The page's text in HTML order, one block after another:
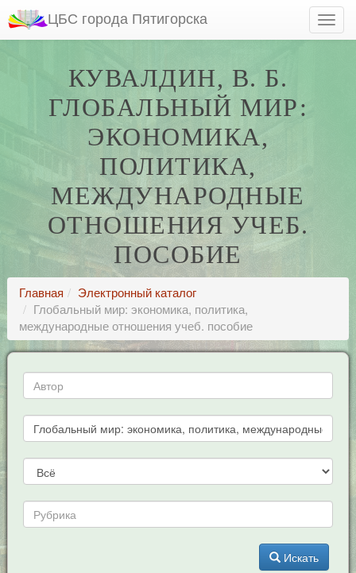
ЦБС города Пятигорска
КУВАЛДИН, В. Б.
ГЛОБАЛЬНЫЙ МИР:
ЭКОНОМИКА,
ПОЛИТИКА,
МЕЖДУНАРОДНЫЕ
ОТНОШЕНИЯ УЧЕБ.
ПОСОБИЕ
Главная
Электронный каталог
Глобальный мир: экономика, политика,
международные отношения учеб. пособие
Искать